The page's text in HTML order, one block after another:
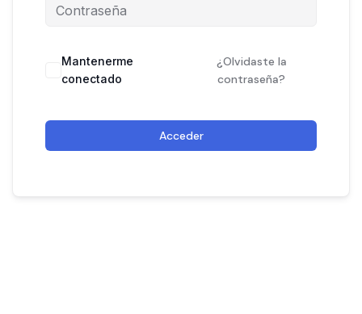
Mantenerme
conectado
¿Olvidaste la
contraseña?
Acceder